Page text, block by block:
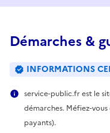
Démarches &
INFORMATIONS
service-public.fr est le
démarches. Méfiez-
payants).